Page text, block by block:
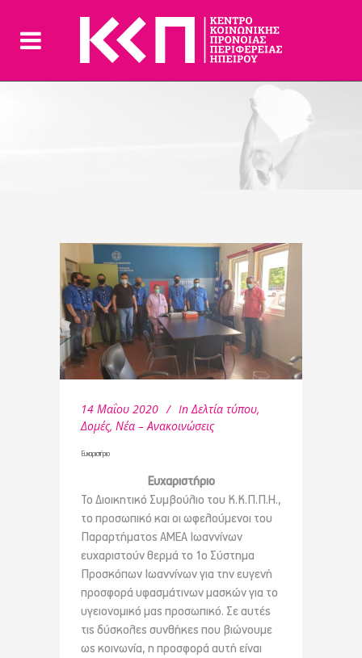
14 Μαΐου 2020 In Δελτία τύπου,
Δομές, Νέα – Ανακοινώσεις
Ευχαριστήριο
Ευχαριστήριο
Το Διοικητικό Συμβούλιο του Κ.Κ.Π.Π.Η.,
το προσωπικό και οι ωφελούμενοι του
Παραρτήματος ΑΜΕΑ Ιωαννίνων
ευχαριστούν θερμά το 1ο Σύστημα
Προσκόπων Ιωαννίνων για την ευγενή
προσφορά υφασμάτινων μασκών για το
υγειονομικό μας προσωπικό. Σε αυτές
τις δύσκολες συνθήκες που βιώνουμε
ως κοινωνία, η προσφορά αυτή είναι